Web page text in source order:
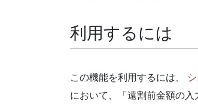
利用するには
この機能を利用するには、
において、「遠割前金額の入